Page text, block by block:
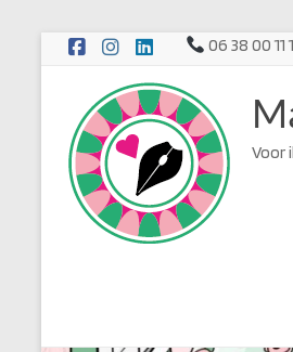
naar
inhoud
06 38 00 11
Voor